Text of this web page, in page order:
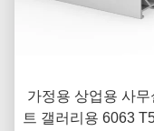
가정용 상업용 사무
트 갤러리용 6063